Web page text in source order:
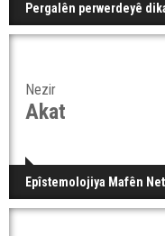
Pergalên perwerdeyê
Nezir
Akat
Epîstemolojiya Mafên